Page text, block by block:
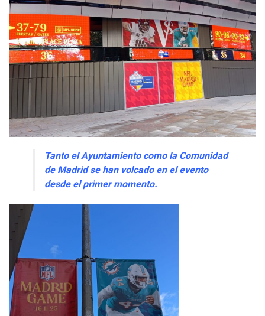
Tanto el Ayuntamiento como la Comunidad
de Madrid se han volcado en el evento
desde el primer momento.